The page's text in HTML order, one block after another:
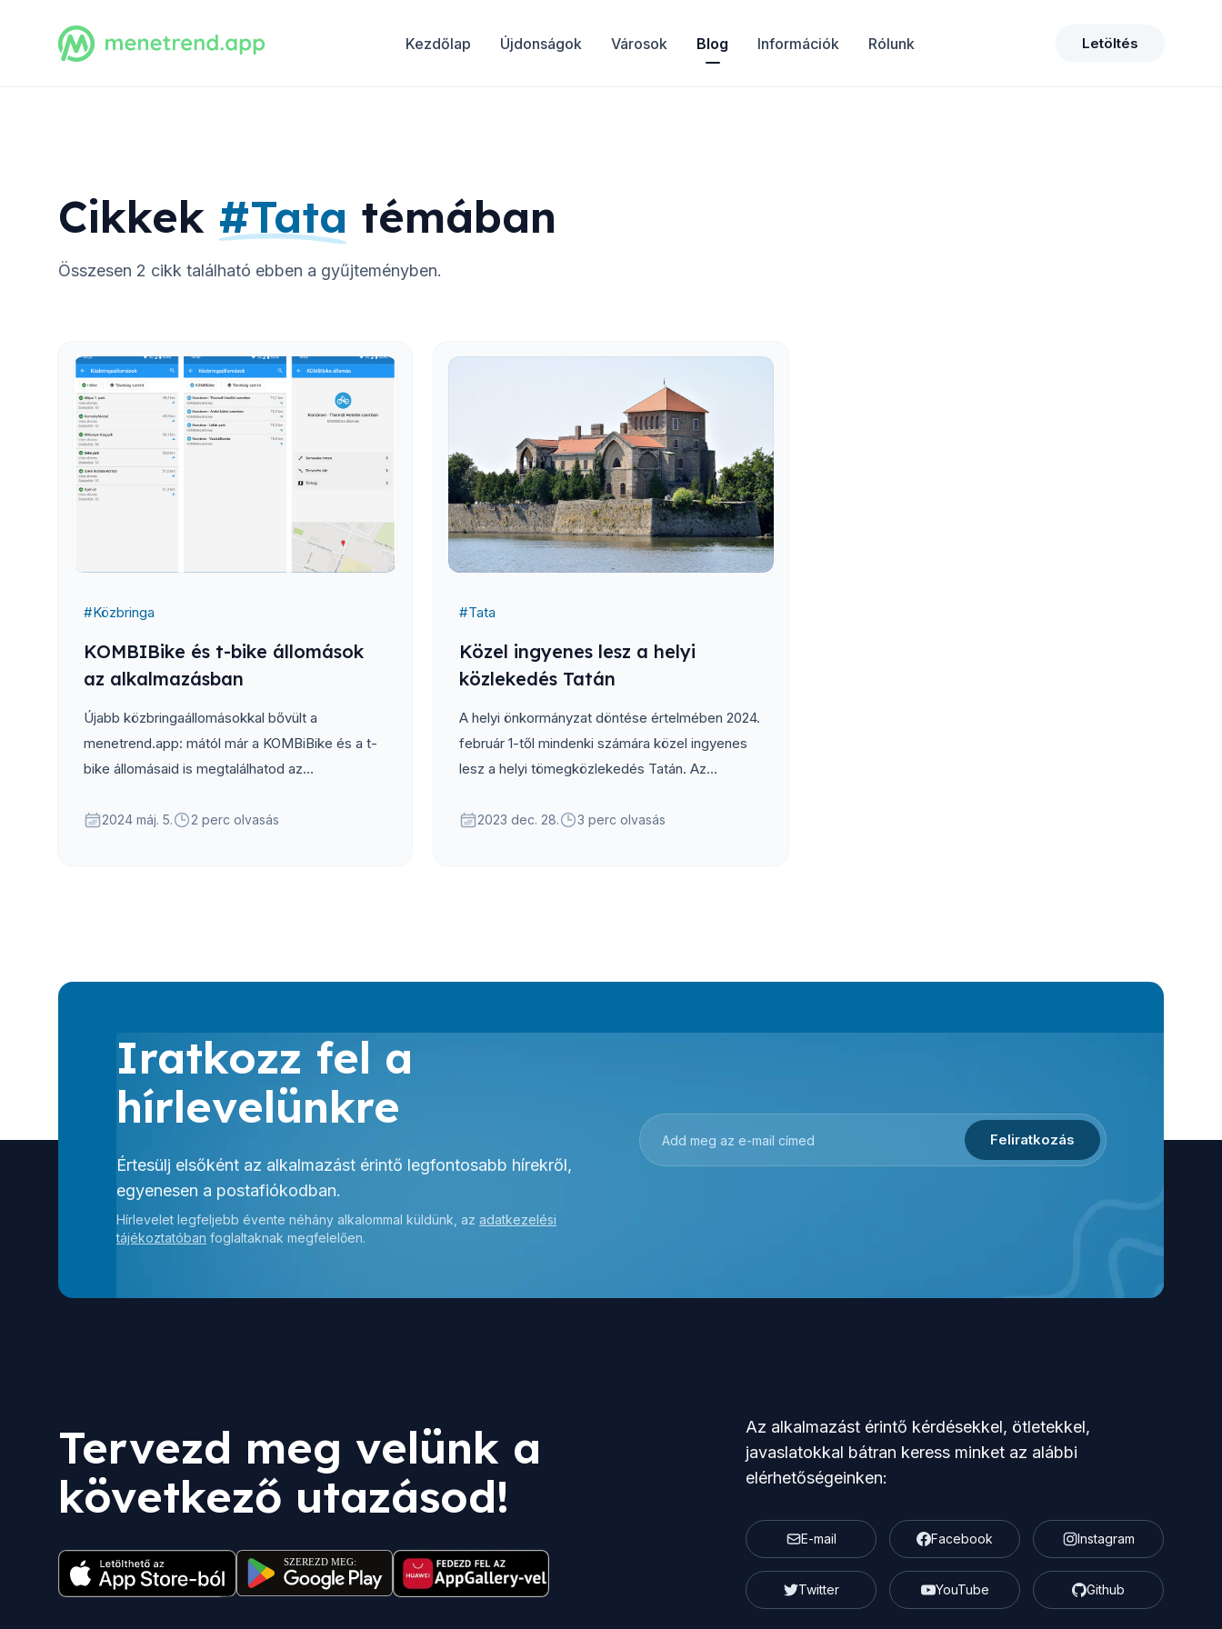
Kezdőlap Újdonságok Városok Blog Információk Rólunk Letöltés
Cikkek #Tata témában
Összesen 2 cikk található ebben a gyűjteményben.
#Közbringa
KOMBIBike és t-bike állomások
az alkalmazásban
Újabb közbringaállomásokkal bővült a
menetrend.app: mától már a KOMBiBike és a t-
bike állomásaid is megtalálhatod az
Komáromban, Oroszlányban, Tatán és
2024 máj. 5. 2 perc olvasás
#Tata
Közel ingyenes lesz a helyi
közlekedés Tatán
A helyi önkormányzat döntése értelmében 2024.
február 1-től mindenki számára közel ingyenes
lesz a helyi tömegközlekedés Tatán. Az
megfizetni, amelyre adminisztrációs célból van
2023 dec. 28. 3 perc olvasás
Iratkozz fel a
hírlevelünkre
Értesülj elsőként az alkalmazást érintő legfontosabb hírekről,
egyenesen a postafiókodban.
Hírlevelet legfeljebb évente néhány alkalommal küldünk, az adatkezelési
tájékoztatóban foglaltaknak megfelelően.
Feliratkozás
Tervezd meg velünk a
következő utazásod!
Az alkalmazást érintő kérdésekkel, ötletekkel,
javaslatokkal bátran keress minket az alábbi
elérhetőségeinken:
E-mail Facebook Instagram
Twitter YouTube Github